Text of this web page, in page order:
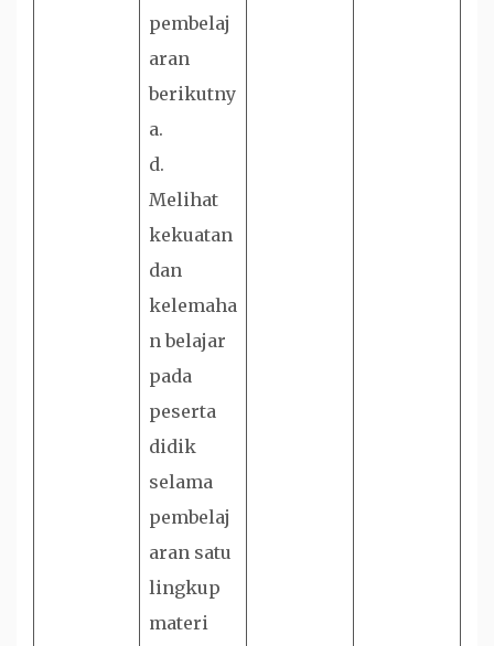
pembelaj
aran
berikutny
a.
d.
Melihat
kekuatan
dan
kelemaha
n belajar
pada
peserta
didik
selama
pembelaj
aran satu
lingkup
materi